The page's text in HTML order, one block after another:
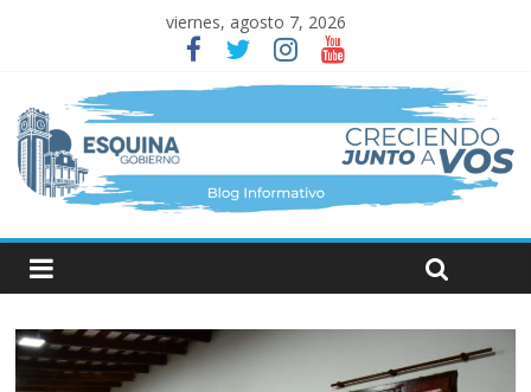
viernes, agosto 7, 2026